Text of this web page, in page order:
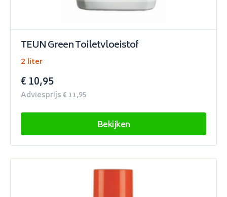
TEUN Green Toiletvloeistof
2 liter
€ 10,95
Adviesprijs € 11,95
Bekijken